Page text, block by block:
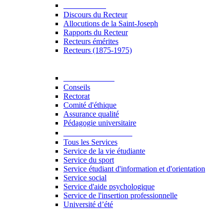
Discours du Recteur
Allocutions de la Saint-Joseph
Rapports du Recteur
Recteurs émérites
Recteurs (1875-1975)
Conseils
Rectorat
Comité d'éthique
Assurance qualité
Pédagogie universitaire
Tous les Services
Service de la vie étudiante
Service du sport
Service étudiant d'information et d'orientation
Service social
Service d'aide psychologique
Service de l'insertion professionnelle
Université d’été